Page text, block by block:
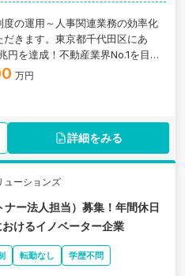
の運用～人事関連業務の効率化
きます。東京都千代田区にあ
円を達成！不動産業界No.1を目指
万円
詳細をみる
ューションズ
ナー法人担当）募集！年間休日
けるイノベーター企業
転勤なし
学歴不問